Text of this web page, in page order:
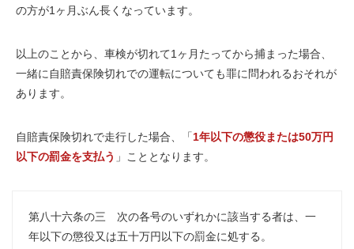
の方が1ヶ月ぶん長くなっています。
以上のことから、車検が切れて1ヶ月たってから捕まった場合、
一緒に自賠責保険切れでの運転についても罪に問われるおそれが
あります。
自賠責保険切れで走行した場合、「1年以下の懲役または50万円
以下の罰金を支払う 」こととなります。
第八十六条の三 次の各号のいずれかに該当する者は、一
年以下の懲役又は五十万円以下の罰金に処する。